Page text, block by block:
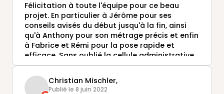
Félicitation à toute l'équipe pour ce beau
projet. En particulier à Jérôme pour ses
conseils avisés du début jusqu'à la fin, ainsi
qu'à Anthony pour son métrage précis et enfin
à Fabrice et Rémi pour la pose rapide et
efficace. Sans oublié la cellule administrative
pour le dépôt du PC. Encore un grand merci à
tous.
Christian Mischler,
Publié le 8 juin 2022